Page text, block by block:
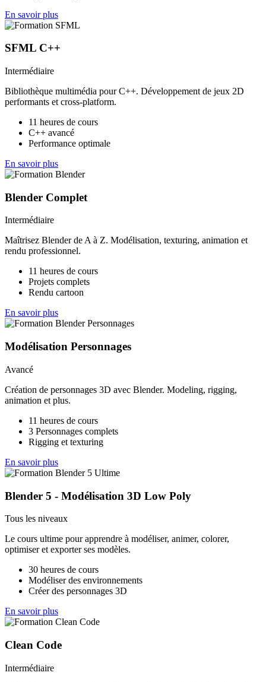
En savoir plus
SFML C++
Intermédiaire
Bibliothèque multimédia pour C++. Développement de jeux 2D
performants et cross-platform.
11 heures de cours
C++ avancé
Performance optimale
En savoir plus
Blender Complet
Intermédiaire
Maîtrisez Blender de A à Z. Modélisation, texturing, animation et
rendu professionnel.
11 heures de cours
Projets complets
Rendu cartoon
En savoir plus
Modélisation Personnages
Avancé
Création de personnages 3D avec Blender. Modeling, rigging,
animation et plus.
11 heures de cours
3 Personnages complets
Rigging et texturing
En savoir plus
Blender 5 - Modélisation 3D Low Poly
Tous les niveaux
Le cours ultime pour apprendre à modéliser, animer, colorer,
optimiser et exporter ses modèles.
30 heures de cours
Modéliser des environnements
Créer des personnages 3D
En savoir plus
Clean Code
Intermédiaire